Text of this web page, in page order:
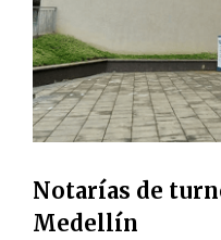
Notarías de
Medellín